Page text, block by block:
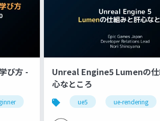
び方 -
Unreal Engine5 Lumenの仕
心なところ
ue5 ue-rendering